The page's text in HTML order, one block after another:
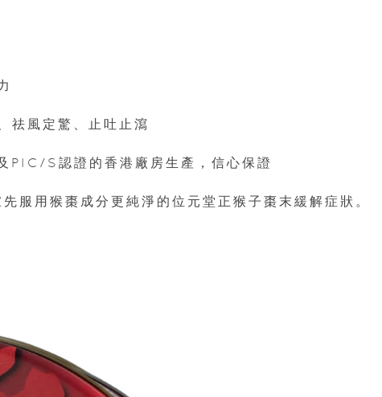
祛風定驚、止吐止瀉
S認證的香港廠房生產，信心保證
服用猴棗成分更純淨的位元堂正猴子棗末緩解症狀。